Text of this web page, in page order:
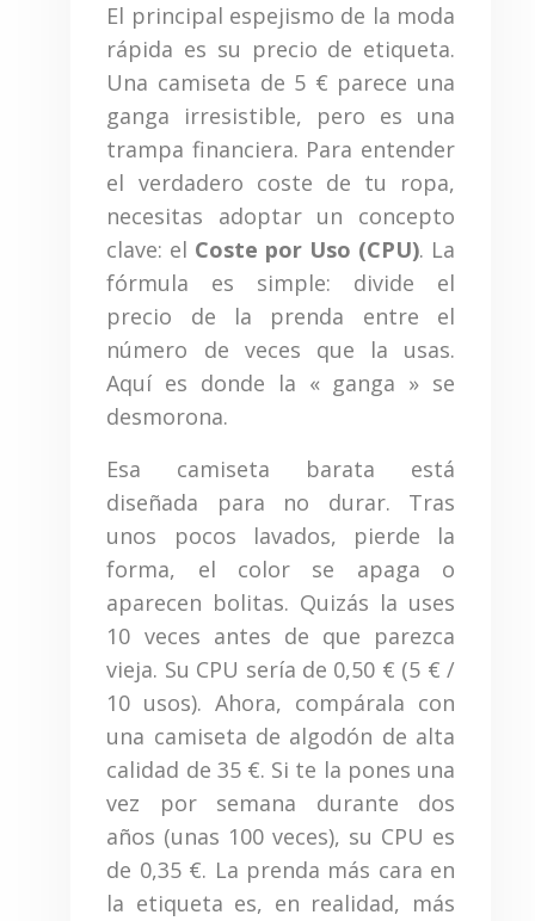
El principal espejismo de la moda
rápida es su precio de etiqueta.
Una camiseta de 5 € parece una
ganga irresistible, pero es una
trampa financiera. Para entender
el verdadero coste de tu ropa,
necesitas adoptar un concepto
clave: el Coste por Uso (CPU). La
fórmula es simple: divide el
precio de la prenda entre el
número de veces que la usas.
Aquí es donde la « ganga » se
desmorona.
Esa camiseta barata está
diseñada para no durar. Tras
unos pocos lavados, pierde la
forma, el color se apaga o
aparecen bolitas. Quizás la uses
10 veces antes de que parezca
vieja. Su CPU sería de 0,50 € (5 € /
10 usos). Ahora, compárala con
una camiseta de algodón de alta
calidad de 35 €. Si te la pones una
vez por semana durante dos
años (unas 100 veces), su CPU es
de 0,35 €. La prenda más cara en
la etiqueta es, en realidad, más